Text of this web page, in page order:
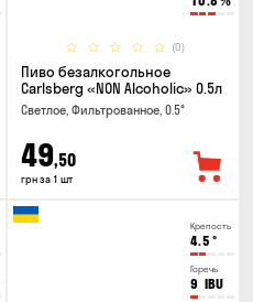
(0)
Пиво безалкогольное
Carlsberg «NON Alcoholic» 0.5л
Светлое, Фильтрованное, 0.5°
49,50
грн за 1 шт
Крепость
4.5 °
Горечь
9 IBU